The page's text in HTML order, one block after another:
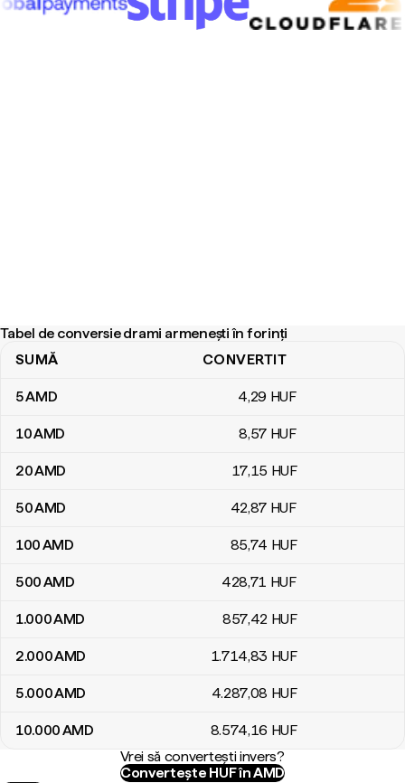
Tabel de conversie drami armenești în forinți
Tabel de conversie drami armenești în forinți
SUMĂ CONVERTIT
5AMD 4,29 HUF
10AMD 8,57 HUF
20AMD 17,15 HUF
50AMD 42,87 HUF
100AMD 85,74 HUF
500AMD 428,71 HUF
1.000AMD 857,42 HUF
2.000AMD 1.714,83 HUF
5.000AMD 4.287,08 HUF
10.000AMD 8.574,16 HUF
Vrei să convertești invers?
Convertește HUF în AMD